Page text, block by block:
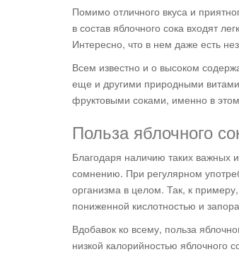
Помимо отличного вкуса и
в состав яблочного сока входят
Интересно, что в нем даже есть
Всем известно и о высоком
еще и другими природными
фруктовыми соками, именно в
Польза яблочного
Благодаря наличию таких важных
сомнению. При регулярном
организма в целом. Так, к
пониженной кислотностью и
Вдобавок ко всему, польза
низкой калорийностью яблочного